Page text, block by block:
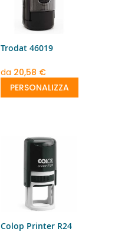
Trodat 46019
da 20,58 €
PERSONALIZZA
Colop Printer R24